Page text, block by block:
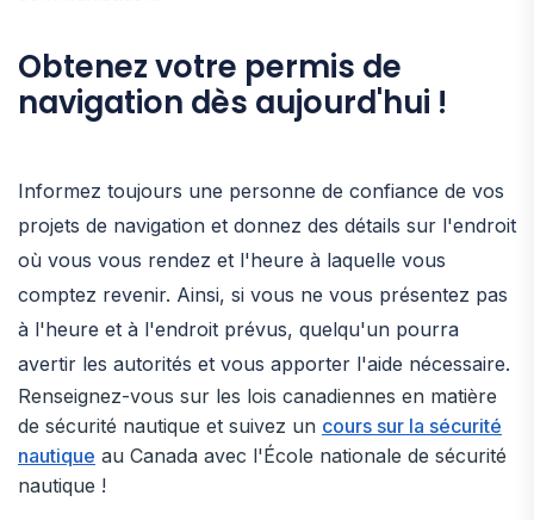
Obtenez votre permis de
navigation dès aujourd'hui !
Informez toujours une personne de confiance de vos
projets de navigation et donnez des détails sur l'endroit
où vous vous rendez et l'heure à laquelle vous
comptez revenir. Ainsi, si vous ne vous présentez pas
à l'heure et à l'endroit prévus, quelqu'un pourra
avertir les autorités et vous apporter l'aide nécessaire.
Renseignez-vous sur les lois canadiennes en matière
de sécurité nautique et suivez un cours sur la sécurité
nautique au Canada avec l'École nationale de sécurité
nautique !